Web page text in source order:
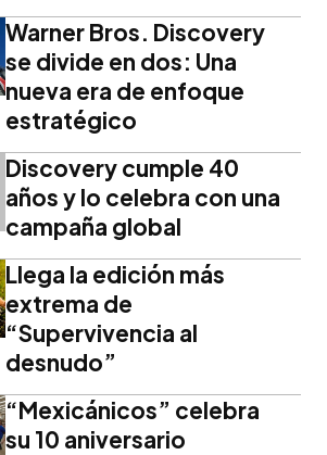
Warner Bros. Discovery
se divide en dos: Una
nueva era de enfoque
estratégico
Discovery cumple 40
años y lo celebra con una
campaña global
Llega la edición más
extrema de
“Supervivencia al
desnudo”
“Mexicánicos” celebra
su 10 aniversario